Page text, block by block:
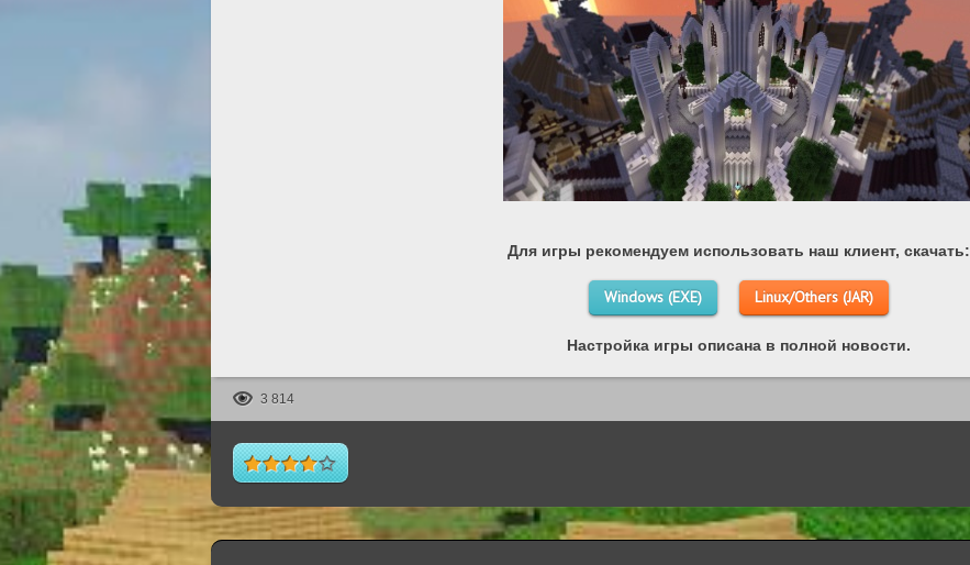
Для игры рекомендуем использовать наш клиент, скачать:
Windows (EXE) Linux/Others (JAR)
Настройка игры описана в полной новости.
3 814